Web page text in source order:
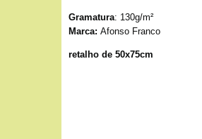
Gramatura: 130g/m²
Marca: Afonso Franco
retalho de 50x75cm